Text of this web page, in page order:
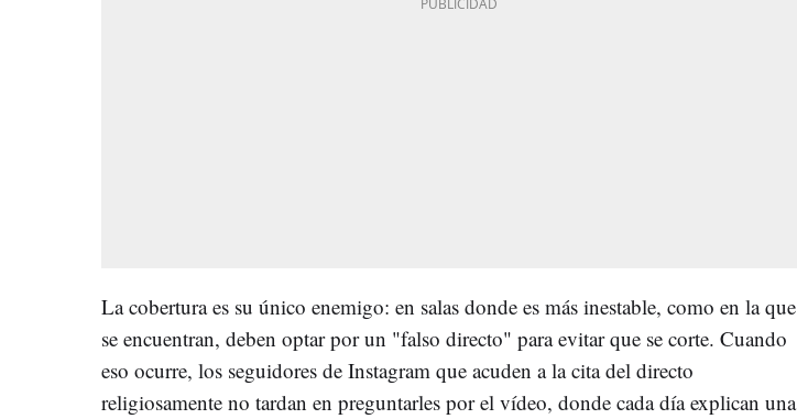
La cobertura es su único enemigo: en salas donde es más inestable, como en la que
se encuentran, deben optar por un "falso directo" para evitar que se corte. Cuando
eso ocurre, los seguidores de Instagram que acuden a la cita del directo
religiosamente no tardan en preguntarles por el vídeo, donde cada día explican una